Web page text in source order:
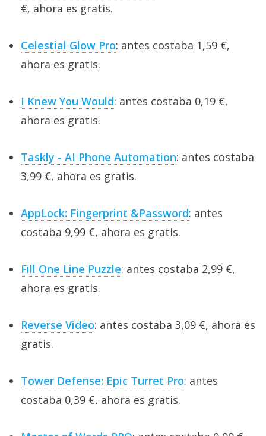
€, ahora es gratis.
Celestial Glow Pro: antes costaba 1,59 €,
ahora es gratis.
I Knew You Would: antes costaba 0,19 €,
ahora es gratis.
Taskly - AI Phone Automation: antes costaba
3,99 €, ahora es gratis.
AppLock: Fingerprint &Password: antes
costaba 9,99 €, ahora es gratis.
Fill One Line Puzzle: antes costaba 2,99 €,
ahora es gratis.
Reverse Video: antes costaba 3,09 €, ahora es
gratis.
Tower Defense: Epic Turret Pro: antes
costaba 0,39 €, ahora es gratis.